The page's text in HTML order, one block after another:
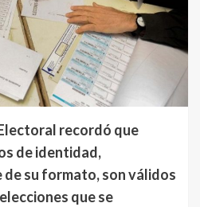
recordó que
de identidad,
su formato, son válidos
que se